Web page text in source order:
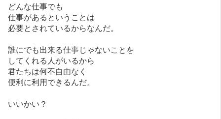
どんな仕事でも
仕事があるということは
必要とされているからなんだ。
誰にでも出来る仕事じゃないことを
してくれる人がいるから
君たちは何不自由なく
便利に利用できるんだ。
いいかい？